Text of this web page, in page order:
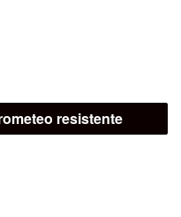
resistente